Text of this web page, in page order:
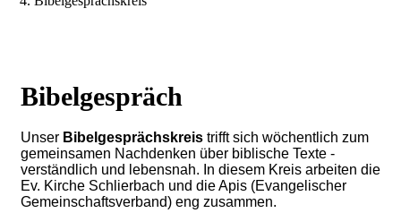
Bibelgespräch
Unser Bibelgesprächskreis trifft sich wöchentlich zum
gemeinsamen Nachdenken über biblische Texte -
verständlich und lebensnah. In diesem Kreis arbeiten die
Ev. Kirche Schlierbach und die Apis (Evangelischer
Gemeinschaftsverband) eng zusammen.